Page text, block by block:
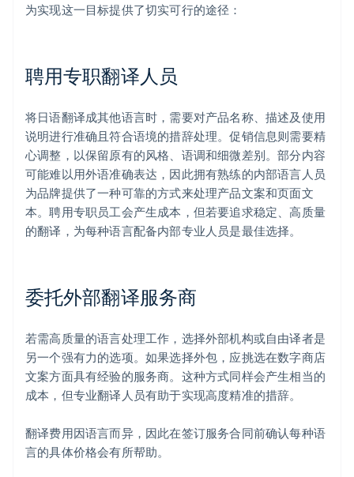
为实现这一目标提供了切实可行的途径：
聘用专职翻译人员
将日语翻译成其他语言时，需要对产品名称、描述及使用
说明进行准确且符合语境的措辞处理。促销信息则需要精
心调整，以保留原有的风格、语调和细微差别。部分内容
可能难以用外语准确表达，因此拥有熟练的内部语言人员
为品牌提供了一种可靠的方式来处理产品文案和页面文
本。聘用专职员工会产生成本，但若要追求稳定、高质量
的翻译，为每种语言配备内部专业人员是最佳选择。
委托外部翻译服务商
若需高质量的语言处理工作，选择外部机构或自由译者是
另一个强有力的选项。如果选择外包，应挑选在数字商店
文案方面具有经验的服务商。这种方式同样会产生相当的
成本，但专业翻译人员有助于实现高度精准的措辞。
翻译费用因语言而异，因此在签订服务合同前确认每种语
言的具体价格会有所帮助。